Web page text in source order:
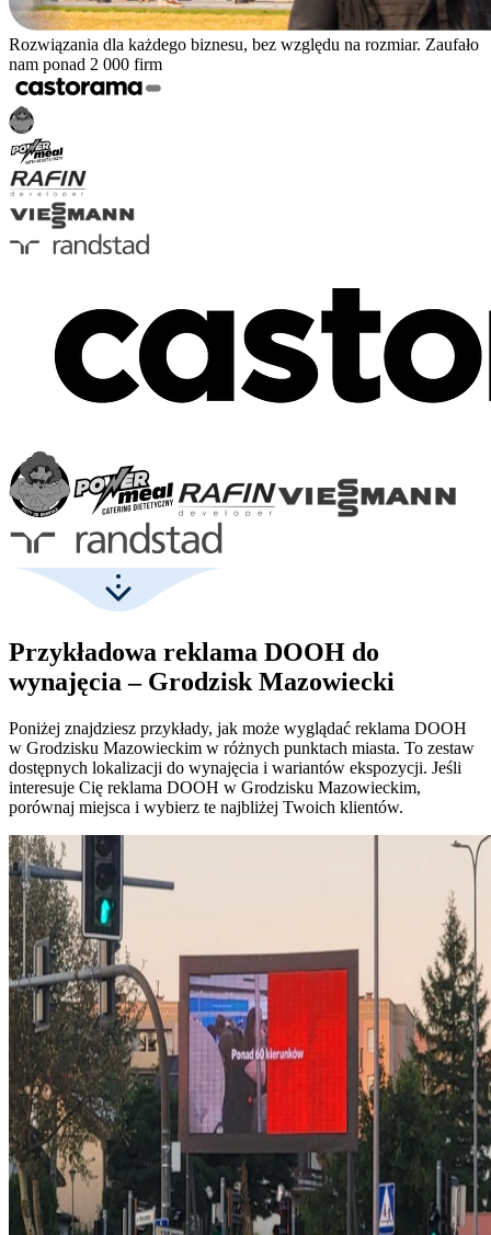
Rozwiązania dla każdego biznesu, bez względu na rozmiar. Zaufało
nam ponad 2 000 firm
Przykładowa reklama DOOH do
wynajęcia – Grodzisk Mazowiecki
Poniżej znajdziesz przykłady, jak może wyglądać reklama DOOH
w Grodzisku Mazowieckim w różnych punktach miasta. To zestaw
dostępnych lokalizacji do wynajęcia i wariantów ekspozycji. Jeśli
interesuje Cię reklama DOOH w Grodzisku Mazowieckim,
porównaj miejsca i wybierz te najbliżej Twoich klientów.